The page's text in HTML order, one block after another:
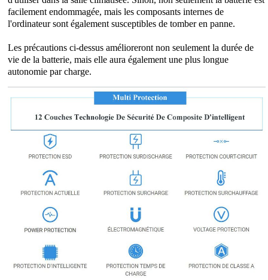
facilement endommagée, mais les composants internes de
l'ordinateur sont également susceptibles de tomber en panne.
Les précautions ci-dessus amélioreront non seulement la durée de
vie de la batterie, mais elle aura également une plus longue
autonomie par charge.